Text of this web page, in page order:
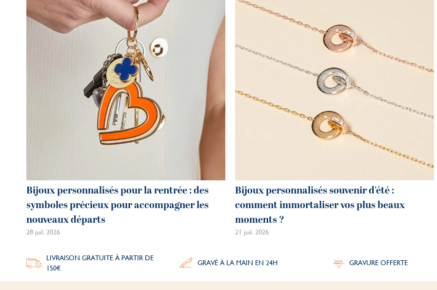
Bijoux personnalisés pour la rentrée : des
symboles précieux pour accompagner les
nouveaux départs
28 juil. 2026
Bijoux personnalisés souvenir d'été :
comment immortaliser vos plus beaux
moments ?
21 juil. 2026
LIVRAISON GRATUITE À PARTIR DE
150€
GRAVÉ À LA MAIN EN 24H GRAVURE OFFERTE